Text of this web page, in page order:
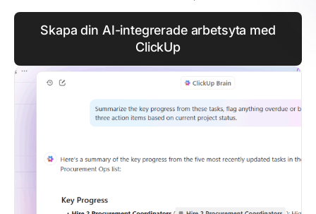
Skapa din AI-integrerade arbetsyta med
ClickUp